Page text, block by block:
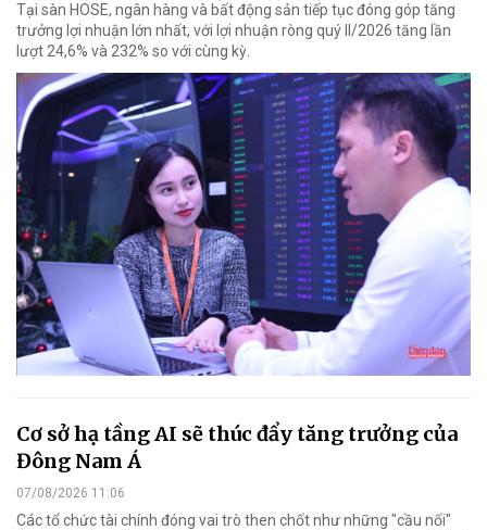
Tại sàn HOSE, ngân hàng và bất động sản tiếp tục đóng góp tăng
trưởng lợi nhuận lớn nhất, với lợi nhuận ròng quý II/2026 tăng lần
lượt 24,6% và 232% so với cùng kỳ.
Cơ sở hạ tầng AI sẽ thúc đẩy tăng trưởng của
Đông Nam Á
07/08/2026 11:06
Các tổ chức tài chính đóng vai trò then chốt như những "cầu nối"